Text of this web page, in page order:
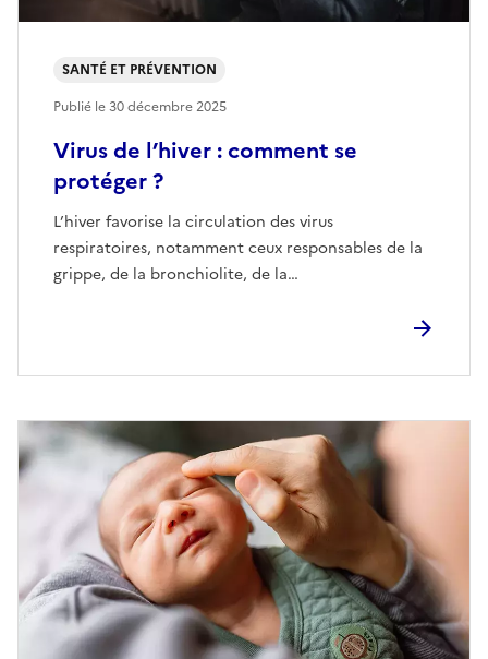
Virus de l’hiver : comment se
protéger ?
L’hiver favorise la circulation des virus
respiratoires, notamment ceux responsables de la
grippe, de la bronchiolite, de la…
SANTÉ ET PRÉVENTION
Publié le30 décembre 2025